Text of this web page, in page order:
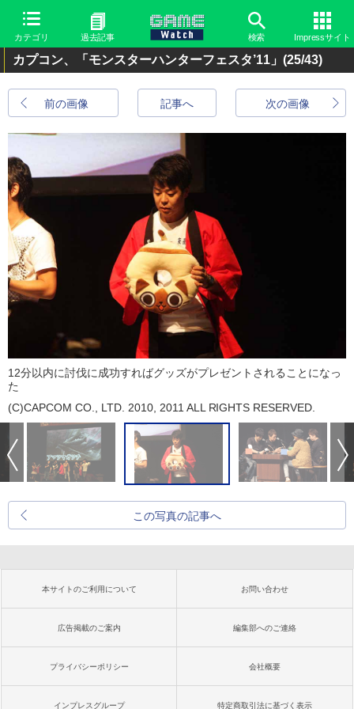
カテゴリ 過去記事 検索 Impressサイト
カプコン、「モンスターハンターフェスタ’11」 (25/43)
前の画像 次の画像
記事へ
12分以内に討伐に成功すればグッズがプレゼントされることになっ
た
(C)CAPCOM CO., LTD. 2010, 2011 ALL RIGHTS RESERVED.
この写真の記事へ
本サイトのご利用について お問い合わせ
広告掲載のご案内 編集部へのご連絡
プライバシーポリシー 会社概要
インプレスグループ 特定商取引法に基づく表示